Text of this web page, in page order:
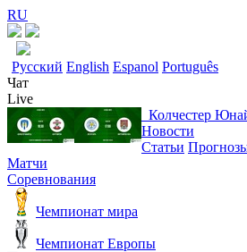
RU
Русский English Espanol Português
Чат
Live
Колчестер
Новости
Статьи
Матчи
Соревнования
Чемпионат мира
Чемпионат Европы